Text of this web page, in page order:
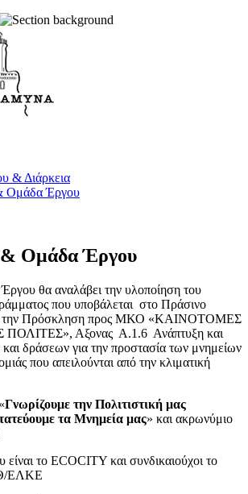
& Διάρκεια
Ομάδα Έργου
& Ομάδα Έργου
θα αναλάβει την υλοποίηση του
που υποβάλεται στο Πράσινο
την Πρόσκληση προς ΜΚΟ «ΚΑΙΝΟΤΟΜΕΣ
Αξονας Α.1.6 Ανάπτυξη και
δράσεων για την προστασία των μνημείων
που απειλούνται από την κλιματική
Γνωρίζουμε την Πολιτιστική μας
τα Μνημεία μας» και ακρωνύμιο
είναι το ECOCITY και συνδικαιούχοι το
ΕΛΚΕ